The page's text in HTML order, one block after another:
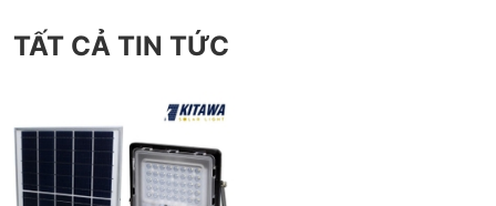
TẤT CẢ TIN TỨC